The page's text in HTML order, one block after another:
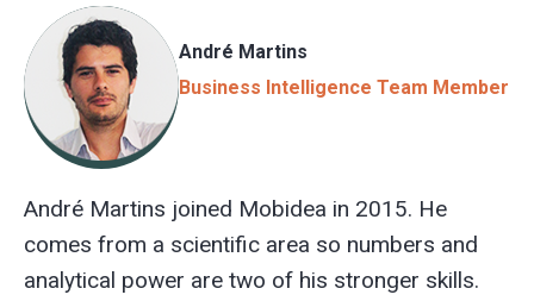
André Martins
Business Intelligence Team Member
André Martins joined Mobidea in 2015. He
comes from a scientific area so numbers and
analytical power are two of his stronger skills.